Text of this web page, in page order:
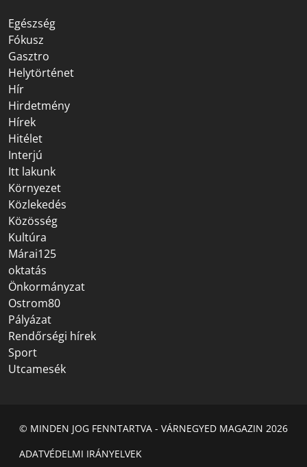
Egészség
Fókusz
Gasztro
Helytörténet
Hír
Hirdetmény
Hírek
Hitélet
Interjú
Itt lakunk
Környezet
Közlekedés
Közösség
Kultúra
Márai125
oktatás
Önkormányzat
Ostrom80
Pályázat
Rendőrségi hírek
Sport
Utcamesék
© MINDEN JOG FENNTARTVA - VÁRNEGYED MAGAZIN 2026
ADATVÉDELMI IRÁNYELVEK